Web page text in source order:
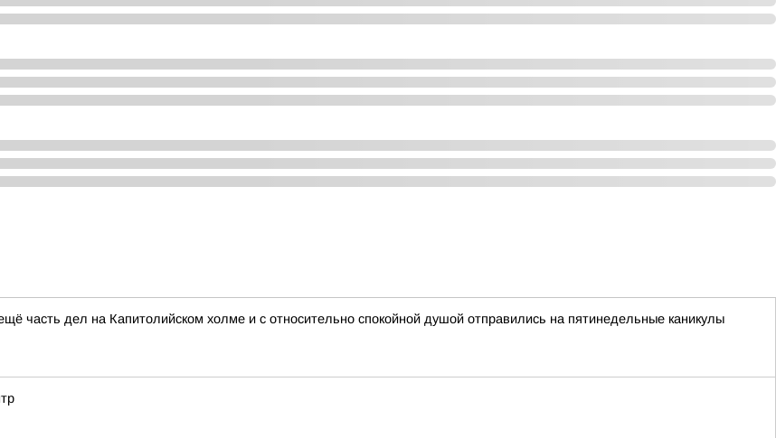
часть дел на Капитолийском холме и с относительно спокойной душой отправились на пятинедельные каникулы